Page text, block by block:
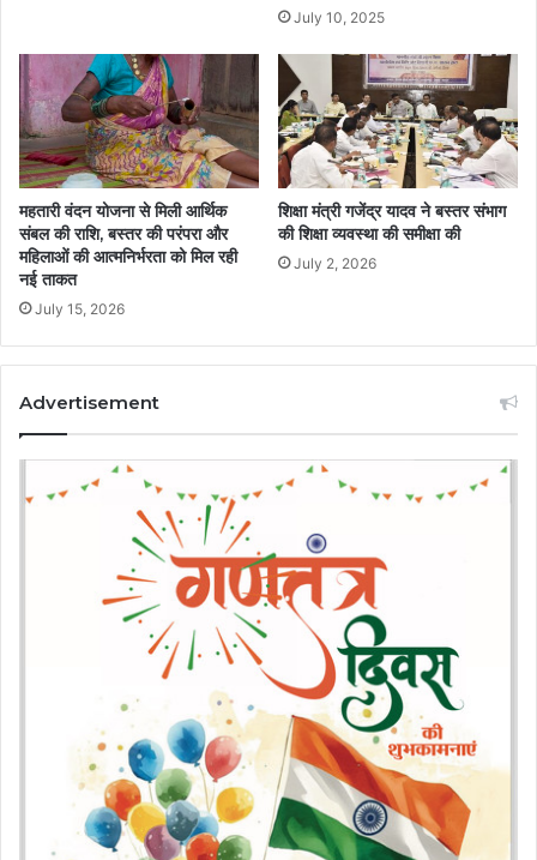
July 10, 2025
महतारी वंदन योजना से मिली आर्थिक
संबल की राशि, बस्तर की परंपरा और
महिलाओं की आत्मनिर्भरता को मिल रही
नई ताकत
July 15, 2026
शिक्षा मंत्री गजेंद्र यादव ने बस्तर संभाग
की शिक्षा व्यवस्था की समीक्षा की
July 2, 2026
Advertisement